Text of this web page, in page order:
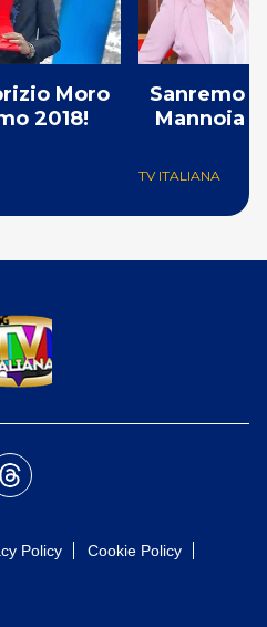
Moro
2018!
Sanremo
Mannoia
TV ITALIANA
Policy
Cookie Policy